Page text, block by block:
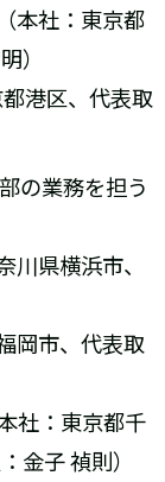
本社：東京都
）
港区、代表取
の業務を担う
県横浜市、
岡市、代表取
社：東京都千
金子 禎則）